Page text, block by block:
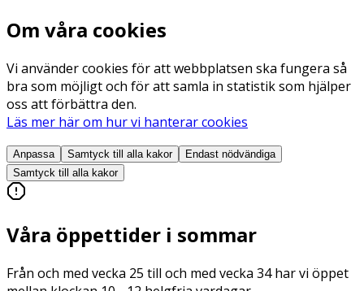
Om våra cookies
Vi använder cookies för att webbplatsen ska fungera så
bra som möjligt och för att samla in statistik som hjälper
oss att förbättra den.
Läs mer här om hur vi hanterar cookies
Anpassa Samtyck till alla kakor
Endast nödvändiga
Samtyck till alla kakor
Våra öppettider i sommar
Från och med vecka 25 till och med vecka 34 har vi öppet